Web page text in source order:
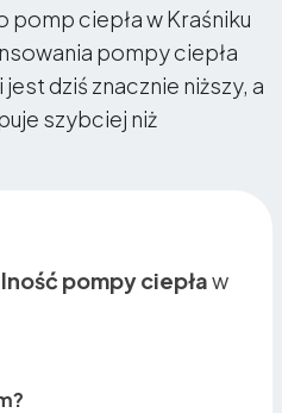
ciepła w Kraśniku
pompy ciepła
dziś znacznie niższy, a
szybciej niż
pompy ciepław